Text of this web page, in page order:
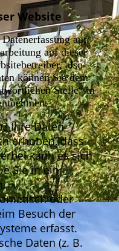
Website
auf
auf dieser
also
können Sie dem
Stelle“ in
Ihre Daten
erhoben, dass
kann es sich
Sie in ein
oder
Besuch der
erfasst.
Daten (z. B.